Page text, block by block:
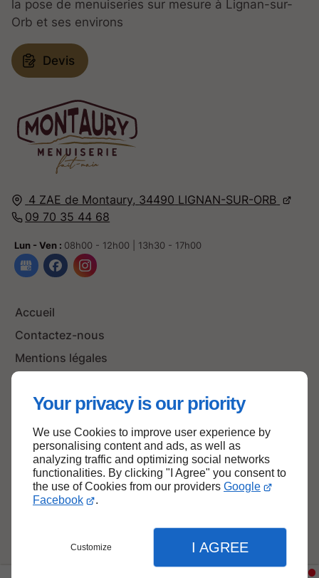
Your privacy is our priority
We use Cookies to improve user experience by
personalising content and ads, as well as
analyzing traffic and optimizing social networks
functionalities. By clicking "I Agree" you consent to
the use of Cookies from our providers Google
Facebook
.
Customize I AGREE
4 ZAE de Montaury, 34490 LIGNAN-SUR-ORB
09 70 35 44 68
Lun - Ven : 08h00 - 12h00 | 13h30 - 17h00
Accueil
Contactez-nous
Mentions légales
la pose de menuiseries sur mesure à Lignan-sur-
Orb et ses environs
Devis
Haut de page